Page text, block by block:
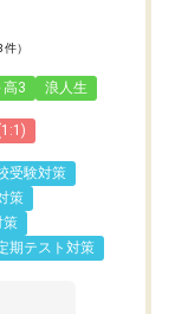
件）
高3 浪人生
受験対策
策
策
期テスト対策